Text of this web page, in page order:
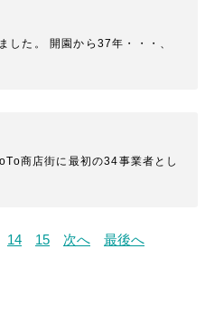
した。 開園から37年・・・、
商店街に最初の34事業者とし
14 15 次へ 最後へ